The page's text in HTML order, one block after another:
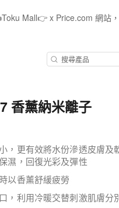
Mall👉 x Price.com 網站
香薰納米離子
，更有效將水份滲透皮膚及
濕，回復光彩及彈性
以香薰舒緩疲勞
，利用冷暖交替刺激肌膚分